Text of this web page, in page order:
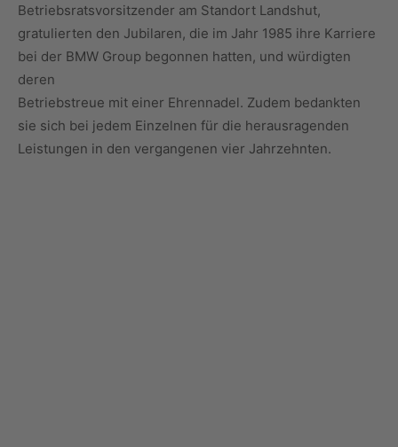
Betriebsratsvorsitzender am Standort Landshut,
gratulierten den Jubilaren, die im Jahr 1985 ihre Karriere
bei der BMW Group begonnen hatten, und würdigten
deren
Betriebstreue mit einer Ehrennadel. Zudem bedankten
sie sich bei jedem Einzelnen für die herausragenden
Leistungen in den vergangenen vier Jahrzehnten.